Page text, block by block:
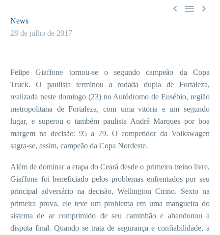
  
News
28 de julho de 2017
Felipe Giaffone tornou-se o segundo campeão da Copa
Truck. O paulista terminou a rodada dupla de Fortaleza,
realizada neste domingo (23) no Autódromo de Eusébio, região
metropolitana de Fortaleza, com uma vitória e um segundo
lugar, e superou o também paulista André Marques por boa
margem na decisão: 95 a 79. O competidor da Volkswagen
sagra-se, assim, campeão da Copa Nordeste.
Além de dominar a etapa do Ceará desde o primeiro treino livre,
Giaffone foi beneficiado pelos problemas enfrentados por seu
principal adversário na decisão, Wellington Cirino. Sexto na
primeira prova, ele teve um problema em uma mangueira do
sistema de ar comprimido de seu caminhão e abandonou a
disputa final. Quando se trata de segurança e confiabilidade, a